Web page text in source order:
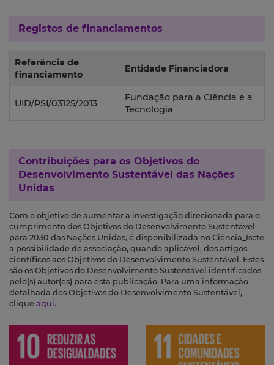
Registos de financiamentos
Referência de
financiamento
Entidade Financiadora
UID/PSI/03125/2013
Fundação para a Ciência e a
Tecnologia
Contribuições para os Objetivos do
Desenvolvimento Sustentável das Nações
Unidas
Com o objetivo de aumentar a investigação direcionada para o
cumprimento dos Objetivos do Desenvolvimento Sustentável
para 2030 das Nações Unidas, é disponibilizada no Ciência_Iscte
a possibilidade de associação, quando aplicável, dos artigos
científicos aos Objetivos do Desenvolvimento Sustentável. Estes
são os Objetivos do Desenvolvimento Sustentável identificados
pelo(s) autor(es) para esta publicação. Para uma informação
detalhada dos Objetivos do Desenvolvimento Sustentável,
clique aqui.